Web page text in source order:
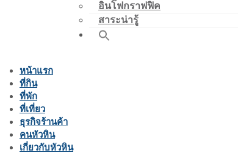
อินโฟกราฟฟิค
สาระน่ารู้
หน้าแรก
ที่กิน
ที่พัก
ที่เที่ยว
ธุรกิจร้านค้า
คนหัวหิน
เกี่ยวกับหัวหิน